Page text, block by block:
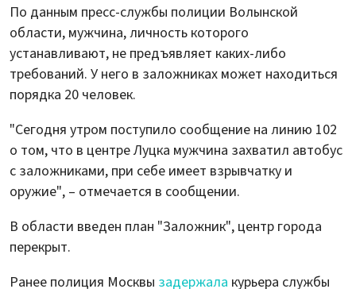
По данным пресс-службы полиции Волынской
области, мужчина, личность которого
устанавливают, не предъявляет каких-либо
требований. У него в заложниках может находиться
порядка 20 человек.
"Сегодня утром поступило сообщение на линию 102
о том, что в центре Луцка мужчина захватил автобус
с заложниками, при себе имеет взрывчатку и
оружие", – отмечается в сообщении.
В области введен план "Заложник", центр города
перекрыт.
Ранее полиция Москвы задержала курьера службы